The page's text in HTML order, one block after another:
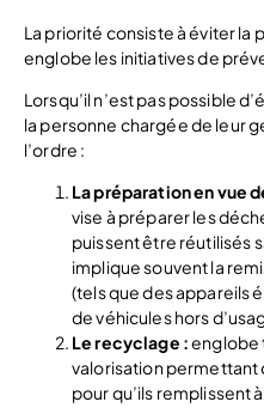
La priorité consiste à éviter la
englobe les initiatives de
Lorsqu’il n’est pas possible
la personne chargée de leur
l’ordre :
La préparation en vue
vise à préparer les
puissent être réutilisés
implique souvent la
(tels que des appareils
de véhicules hors
Le recyclage :englobe
valorisation permettant
pour qu’ils remplissent